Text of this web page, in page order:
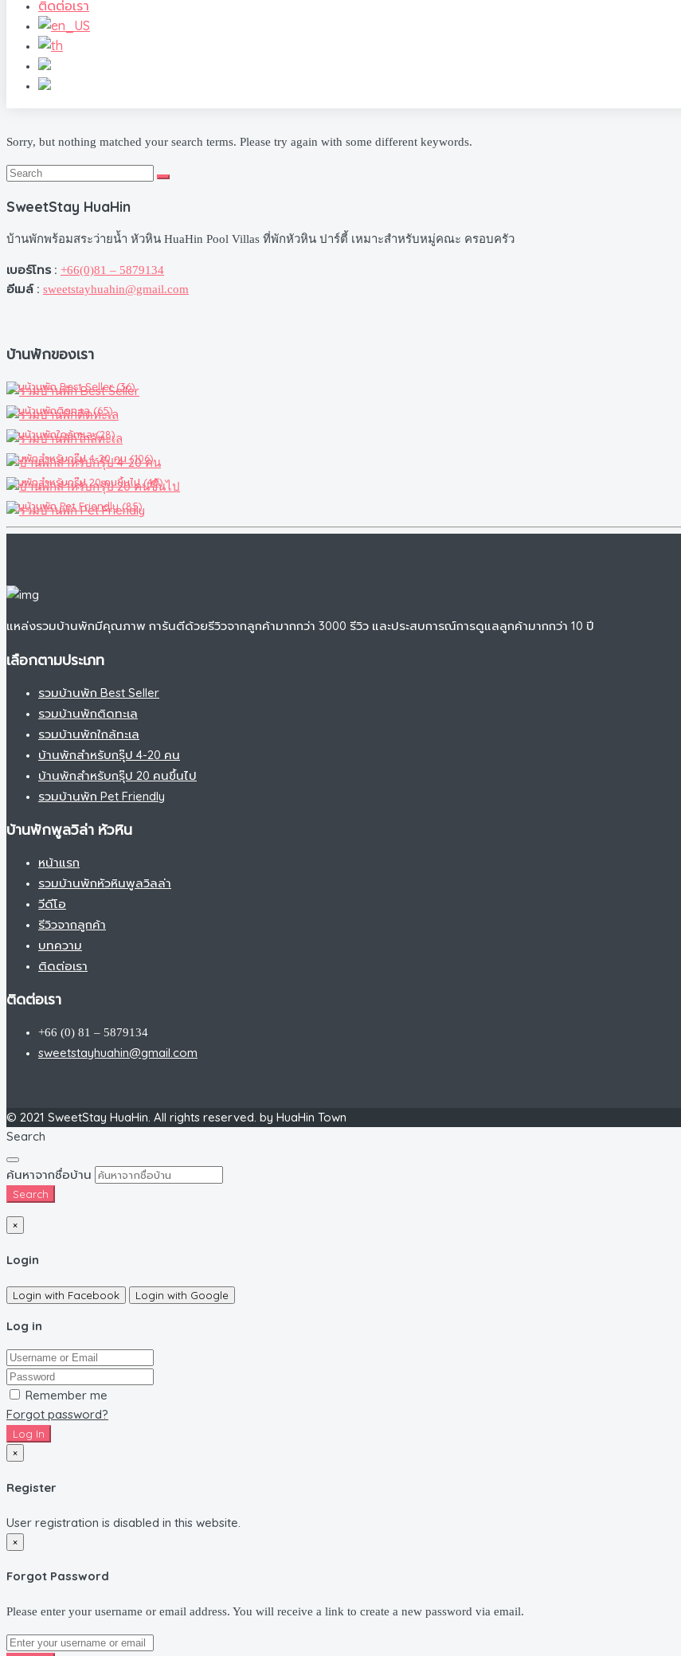
ติดต่อเรา
Sorry, but nothing matched your search terms. Please try again with some different keywords.
SweetStay HuaHin
บ้านพักพร้อมสระว่ายน้ำ หัวหิน HuaHin Pool Villas ที่พักหัวหิน ปาร์ตี้ เหมาะสำหรับหมู่คณะ ครอบครัว
เบอร์โทร : +66(0)81 – 5879134
อีเมล์ : sweetstayhuahin@gmail.com
บ้านพักของเรา
รวมบ้านพัก Best Seller (36)
รวมบ้านพักติดทะเล (65)
รวมบ้านพักใกล้ทะเล (28)
บ้านพักสำหรับกรุ๊ป 4-20 คน (106)
บ้านพักสำหรับกรุ๊ป 20 คนขึ้นไป (40)
รวมบ้านพัก Pet Friendly (85)
แหล่งรวมบ้านพักมีคุณภาพ การันตีด้วยรีวิวจากลูกค้ามากกว่า 3000 รีวิว และประสบการณ์การดูแลลูกค้ามากกว่า 10 ปี
เลือกตามประเภท
รวมบ้านพัก Best Seller
รวมบ้านพักติดทะเล
รวมบ้านพักใกล้ทะเล
บ้านพักสำหรับกรุ๊ป 4-20 คน
บ้านพักสำหรับกรุ๊ป 20 คนขึ้นไป
รวมบ้านพัก Pet Friendly
บ้านพักพูลวิล่า หัวหิน
หน้าแรก
รวมบ้านพักหัวหินพูลวิลล่า
วีดีโอ
รีวิวจากลูกค้า
บทความ
ติดต่อเรา
ติดต่อเรา
+66 (0) 81 – 5879134
sweetstayhuahin@gmail.com
© 2021 SweetStay HuaHin. All rights reserved. by HuaHin Town
Search
ค้นหาจากชื่อบ้าน
Search
×
Login
Login with Facebook Login with Google
Log in
Remember me
Forgot password?
Log In
×
Register
User registration is disabled in this website.
×
Forgot Password
Please enter your username or email address. You will receive a link to create a new password via email.